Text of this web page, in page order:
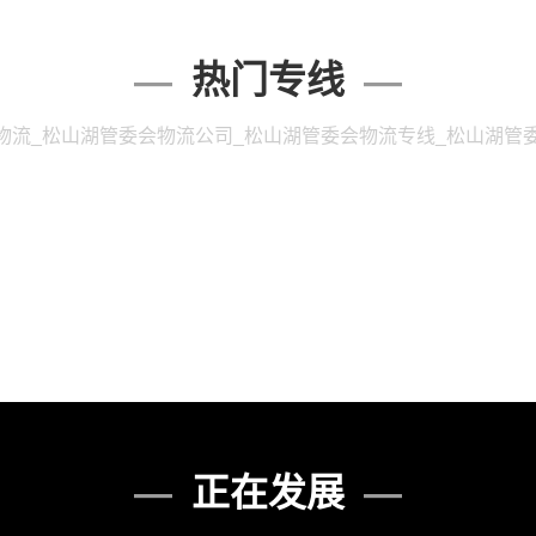
热门专线
流_松山湖管委会物流公司_松山湖管委会物流专线_松山湖管
正在发展